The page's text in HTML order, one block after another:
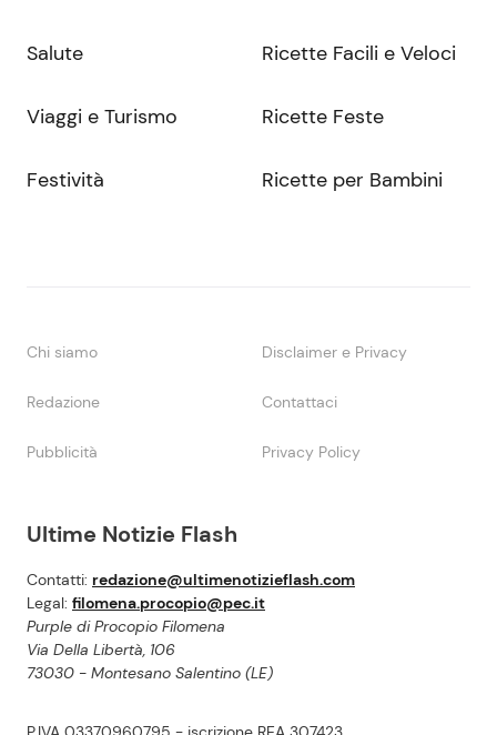
Ultime Notizie Flash
Contatti: redazione@ultimenotizieflash.com
Legal: filomena.procopio@pec.it
Purple di Procopio Filomena
Via Della Libertà, 106
73030 - Montesano Salentino (LE)
Salute
Viaggi e Turismo
Festività
Ricette Facili e Veloci
Ricette Feste
Ricette per Bambini
Chi siamo Disclaimer e Privacy
Redazione Contattaci
Pubblicità Privacy Policy